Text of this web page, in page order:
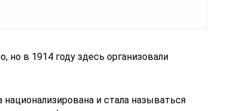
но в 1914 году здесь организовали
и стала называться